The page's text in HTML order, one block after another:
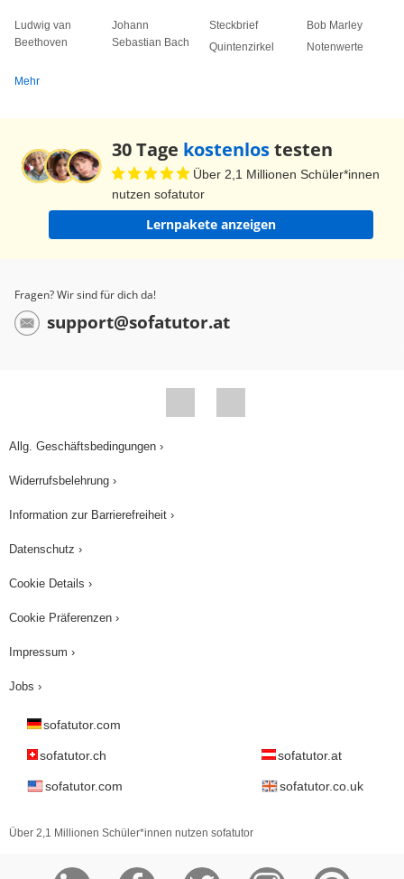
Ludwig van
Beethoven
Johann
Sebastian Bach
Steckbrief
Quintenzirkel
Bob Marley
Notenwerte
Mehr
30 Tage kostenlostesten
Über 2,1 Millionen Schüler*innen
nutzen sofatutor
Lernpakete anzeigen
Fragen? Wir sind für dich da!
support@sofatutor.at
Allg. Geschäftsbedingungen ›
Widerrufsbelehrung ›
Information zur Barrierefreiheit ›
Datenschutz ›
Cookie Details ›
Cookie Präferenzen ›
Impressum ›
Jobs ›
sofatutor.com
sofatutor.ch sofatutor.at
sofatutor.com sofatutor.co.uk
Über 2,1 Millionen Schüler*innen nutzen sofatutor